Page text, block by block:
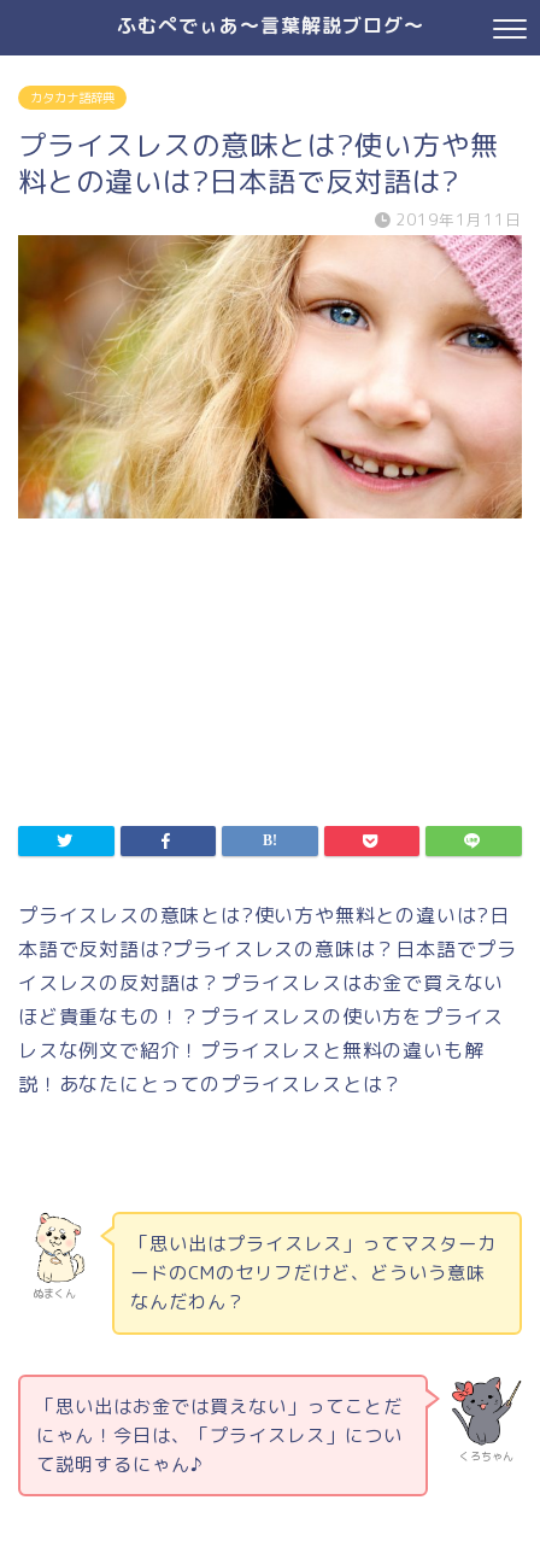
ふむぺでぃあ～言葉解説ブログ～
カタカナ語辞典
プライスレスの意味とは?使い方や無
料との違いは?日本語で反対語は?
2019年1月11日
プライスレスの意味とは?使い方や無料との違いは?日
本語で反対語は?プライスレスの意味は？日本語でプラ
イスレスの反対語は？プライスレスはお金で買えない
ほど貴重なもの！？プライスレスの使い方をプライス
レスな例文で紹介！プライスレスと無料の違いも解
説！あなたにとってのプライスレスとは？
ぬまくん
「思い出はプライスレス」ってマスターカ
ードのCMのセリフだけど、どういう意味
なんだわん？
くろちゃん
「思い出はお金では買えない」ってことだ
にゃん！今日は、「プライスレス」につい
て説明するにゃん♪